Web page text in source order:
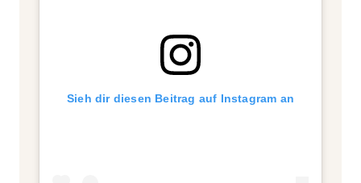
Sieh dir diesen Beitrag auf Instagram an